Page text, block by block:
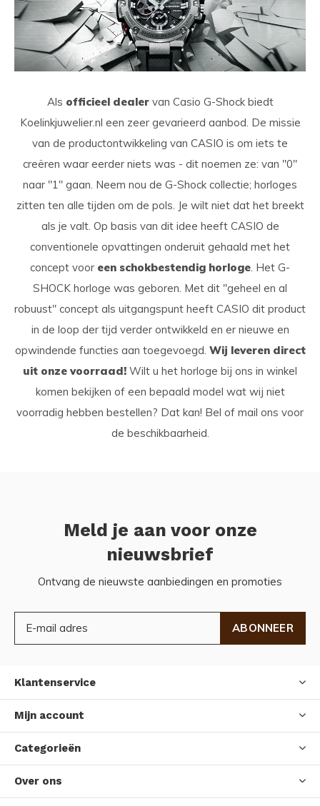
Als officieel dealervan Casio G-Shock biedt
Koelinkjuwelier.nl een zeer gevarieerd aanbod. De missie
van de productontwikkeling van CASIO is om iets te
creëren waar eerder niets was - dit noemen ze: van "0"
naar "1" gaan. Neem nou de G-Shock collectie; horloges
zitten ten alle tijden om de pols. Je wilt niet dat het breekt
als je valt. Op basis van dit idee heeft CASIO de
conventionele opvattingen onderuit gehaald met het
concept voor een schokbestendig horloge . Het G-
SHOCK horloge was geboren. Met dit "geheel en al
robuust" concept als uitgangspunt heeft CASIO dit product
in de loop der tijd verder ontwikkeld en er nieuwe en
opwindende functies aan toegevoegd. Wij leveren direct
uit onze voorraad! Wilt u het horloge bij ons in winkel
komen bekijken of een bepaald model wat wij niet
voorradig hebben bestellen? Dat kan! Bel of mail ons voor
de beschikbaarheid.
Meld je aan voor onze
nieuwsbrief
Ontvang de nieuwste aanbiedingen en promoties
ABONNEER
Klantenservice
Mijn account
Categorieën
Over ons